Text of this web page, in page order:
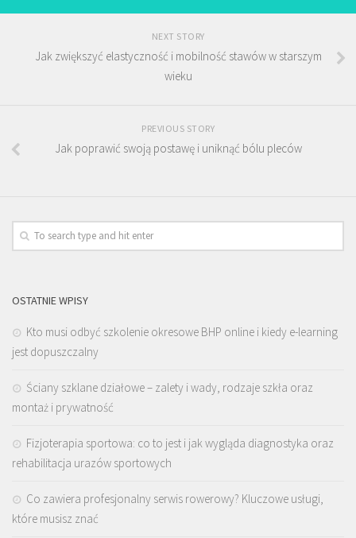
NEXT STORY
Jak zwiększyć elastyczność i mobilność stawów w starszym
wieku
PREVIOUS STORY
Jak poprawić swoją postawę i uniknąć bólu pleców
OSTATNIE WPISY
Kto musi odbyć szkolenie okresowe BHP online i kiedy e-learning
jest dopuszczalny
Ściany szklane działowe – zalety i wady, rodzaje szkła oraz
montaż i prywatność
Fizjoterapia sportowa: co to jest i jak wygląda diagnostyka oraz
rehabilitacja urazów sportowych
Co zawiera profesjonalny serwis rowerowy? Kluczowe usługi,
które musisz znać